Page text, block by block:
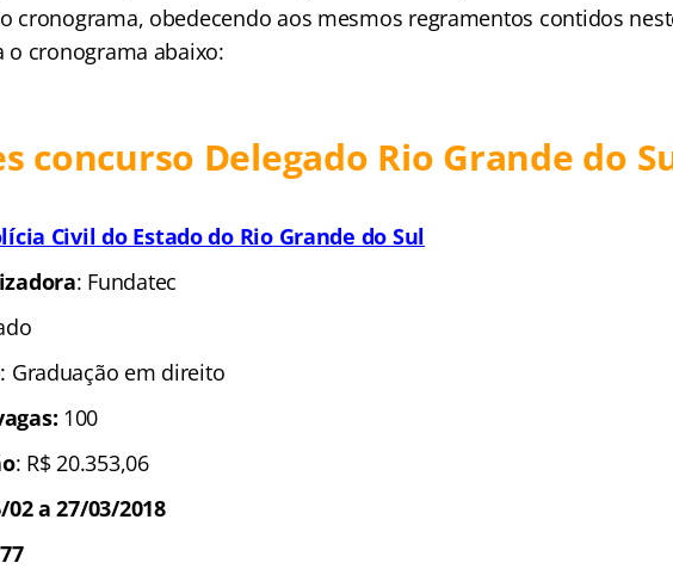
cronograma, obedecendo aos mesmos regramentos contidos
o cronograma abaixo:
concurso Delegado Rio Grande do
Civil do Estado do Rio Grande do Sul
: Fundatec
: Graduação em direito
100
: R$ 20.353,06
a 27/03/2018